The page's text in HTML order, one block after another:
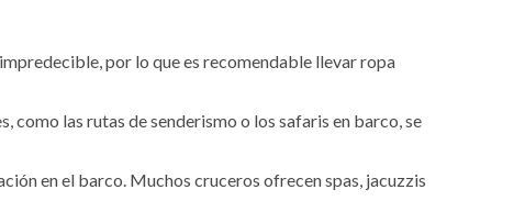
por lo que es recomendable llevar ropa
como las rutas de senderismo o los safaris en barco, se
en el barco. Muchos cruceros ofrecen spas, jacuzzis